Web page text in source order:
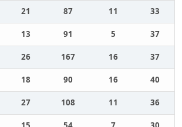
21 87 11
33
13 91 5
37
26 167 16
37
18 90 16
40
27 108 11
36